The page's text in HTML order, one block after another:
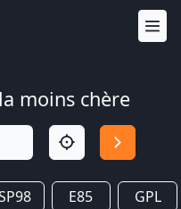
moins chère
E85 GPL